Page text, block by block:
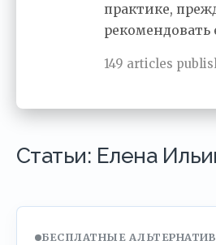
практике,
рекомендовать
149 articles
Статьи: Елена
БЕСПЛАТНЫЕ